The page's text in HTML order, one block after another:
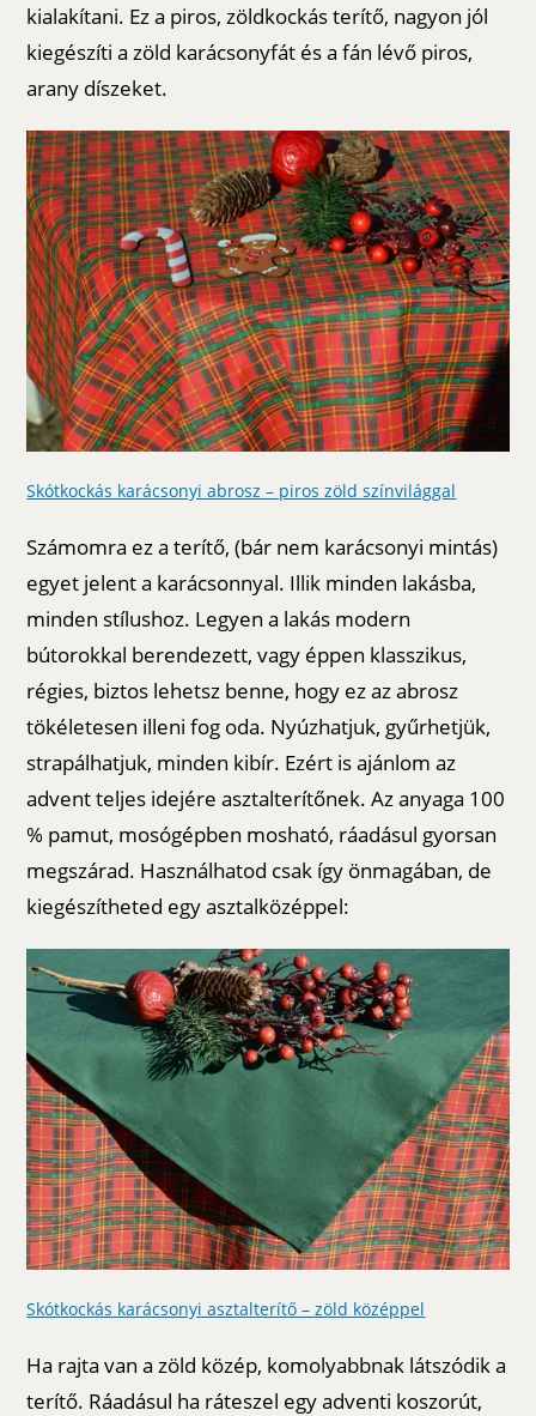
kialakítani. Ez a piros, zöldkockás terítő, nagyon jól
kiegészíti a zöld karácsonyfát és a fán lévő piros,
arany díszeket.
Skótkockás karácsonyi abrosz – piros zöld színvilággal
Számomra ez a terítő, (bár nem karácsonyi mintás)
egyet jelent a karácsonnyal. Illik minden lakásba,
minden stílushoz. Legyen a lakás modern
bútorokkal berendezett, vagy éppen klasszikus,
régies, biztos lehetsz benne, hogy ez az abrosz
tökéletesen illeni fog oda. Nyúzhatjuk, gyűrhetjük,
strapálhatjuk, minden kibír. Ezért is ajánlom az
advent teljes idejére asztalterítőnek. Az anyaga 100
% pamut, mosógépben mosható, ráadásul gyorsan
megszárad. Használhatod csak így önmagában, de
kiegészítheted egy asztalközéppel:
Skótkockás karácsonyi asztalterítő – zöld középpel
Ha rajta van a zöld közép, komolyabbnak látszódik a
terítő. Ráadásul ha ráteszel egy adventi koszorút,